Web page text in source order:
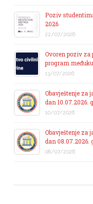
Poziv
2026
22/07/2026
Ovoren poziv za
program
13/07/2026
Obavještenje za
dan 10.07.2026.
10/07/2026
Obavještenje za
dan 08.07.2026.
08/07/2026